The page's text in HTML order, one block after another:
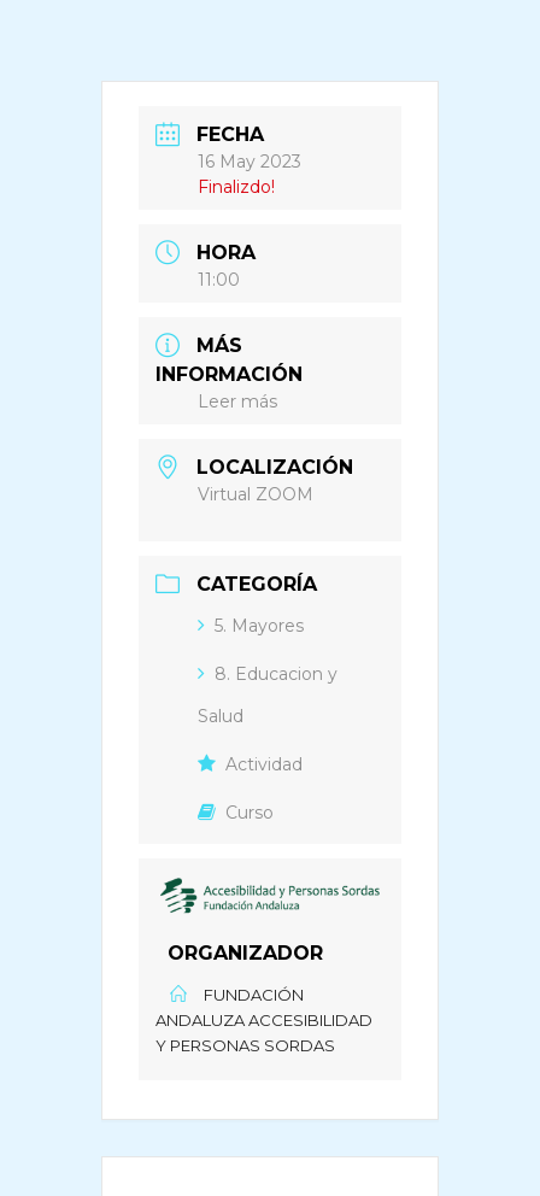
FECHA
16 May 2023
Finalizdo!
HORA
11:00
MÁS
INFORMACIÓN
Leer más
LOCALIZACIÓN
Virtual ZOOM
CATEGORÍA
5. Mayores
8. Educacion y
Salud
Actividad
Curso
ORGANIZADOR
FUNDACIÓN
ANDALUZA ACCESIBILIDAD
Y PERSONAS SORDAS